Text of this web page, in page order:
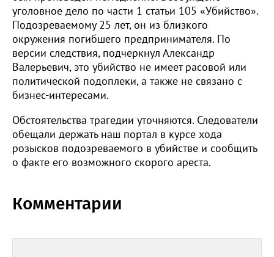
уголовное дело по части 1 статьи 105 «Убийство».
Подозреваемому 25 лет, он из близкого
окружения погибшего предпринимателя. По
версии следствия, подчеркнул Александр
Валерьевич, это убийство не имеет расовой или
политической подоплеки, а также не связано с
бизнес-интересами.
Обстоятельства трагедии уточняются. Следователи
обещали держать наш портал в курсе хода
розысков подозреваемого в убийстве и сообщить
о факте его возможного скорого ареста.
Комментарии